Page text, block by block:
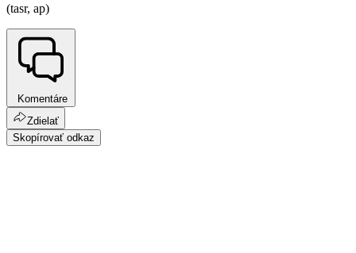
(tasr, ap)
Komentáre
Zdielať
Skopírovať odkaz